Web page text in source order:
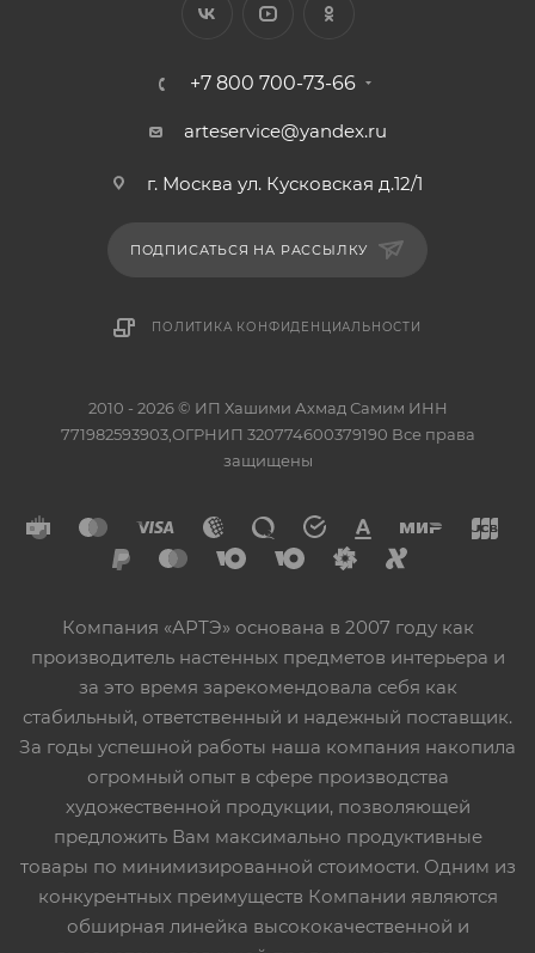
+7 800 700-73-66
arteservice@yandex.ru
г. Москва ул. Кусковская д.12/1
ПОДПИСАТЬСЯ НА РАССЫЛКУ
ПОЛИТИКА КОНФИДЕНЦИАЛЬНОСТИ
2010 - 2026 © ИП Хашими Ахмад Самим ИНН
771982593903,ОГРНИП 320774600379190 Все права
защищены
Компания «АРТЭ» основана в 2007 году как
производитель настенных предметов интерьера и
за это время зарекомендовала себя как
стабильный, ответственный и надежный поставщик.
За годы успешной работы наша компания накопила
огромный опыт в сфере производства
художественной продукции, позволяющей
предложить Вам максимально продуктивные
товары по минимизированной стоимости. Одним из
конкурентных преимуществ Компании являются
обширная линейка высококачественной и